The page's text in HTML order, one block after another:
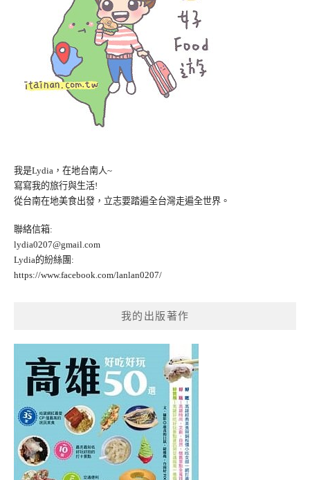
我是Lydia，在地台南人~
寫寫我的旅行與生活!
從台南在地美食出發，立志要踏遍全台灣走遍全世界。
聯絡信箱:
lydia0207@gmail.com
Lydia的紛絲團:
https://www.facebook.com/lanlan0207/
我的出版著作